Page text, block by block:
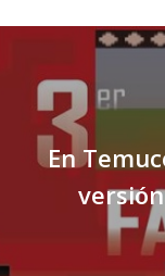
En